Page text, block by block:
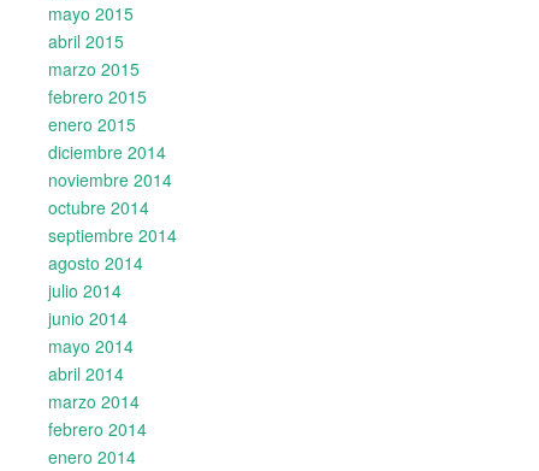
mayo 2015
abril 2015
marzo 2015
febrero 2015
enero 2015
diciembre 2014
noviembre 2014
octubre 2014
septiembre 2014
agosto 2014
julio 2014
junio 2014
mayo 2014
abril 2014
marzo 2014
febrero 2014
enero 2014